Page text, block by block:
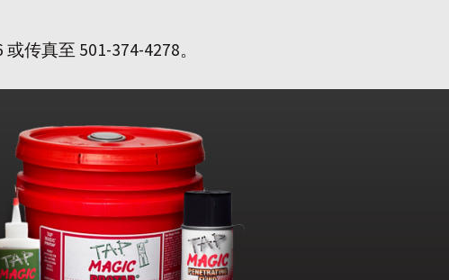
传真至 501-374-4278。